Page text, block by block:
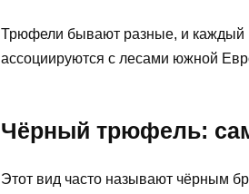
Трюфели бывают разные, и каждый
ассоциируются с лесами южной
Чёрный трюфель:
Этот вид часто называют чёрным